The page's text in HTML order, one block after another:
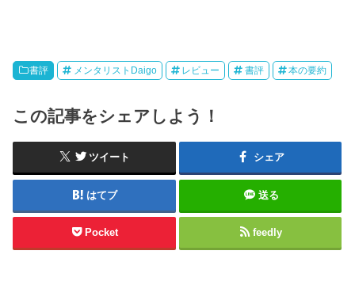
書評 メンタリストDaigo レビュー 書評 本の要約
この記事をシェアしよう！
ツイート シェア
はてブ 送る
Pocket feedly